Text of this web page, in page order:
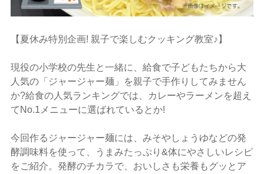
【夏休み特別企画! 親子で楽しむクッキング教室♪】
現役の小学校の先生と一緒に、給食で子どもたちから大
人気の「ジャージャー麺」を親子で手作りしてみません
か?給食の人気ランキングでは、カレーやラーメンを超え
てNo.1メニューに選ばれているとか!
今回作るジャージャー麺には、みそやしょうゆなどの発
酵調味料を使って、うまみたっぷり&体にやさしいレシピ
をご紹介。発酵のチカラで、おいしさも栄養もグッとア